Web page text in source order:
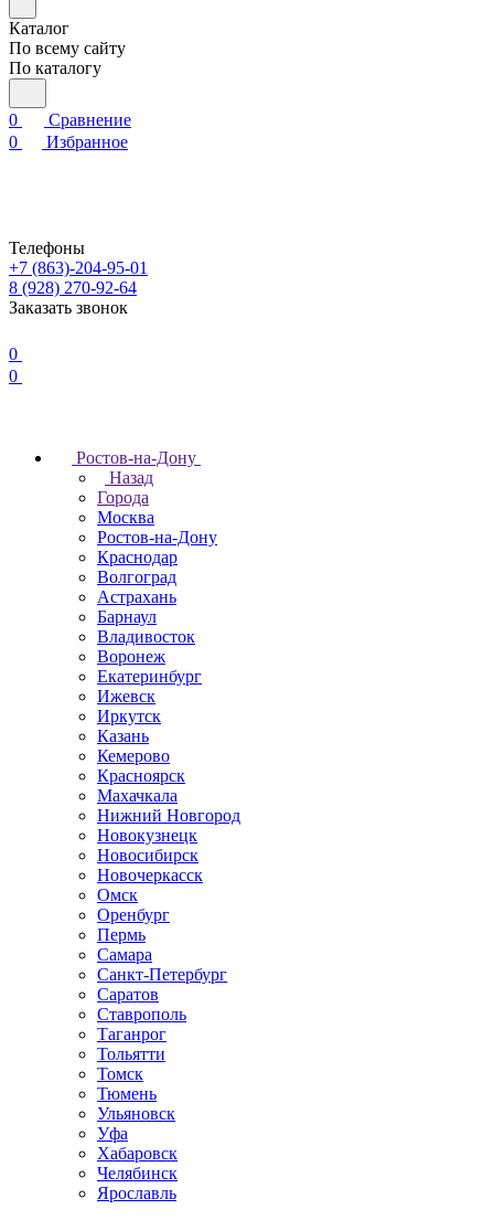
Каталог
По всему сайту
По каталогу
0
Сравнение
0
Избранное
Телефоны
+7 (863)-204-95-01
8 (928) 270-92-64
Заказать звонок
0
0
Ростов-на-Дону
Назад
Города
Москва
Ростов-на-Дону
Краснодар
Волгоград
Астрахань
Барнаул
Владивосток
Воронеж
Екатеринбург
Ижевск
Иркутск
Казань
Кемерово
Красноярск
Махачкала
Нижний Новгород
Новокузнецк
Новосибирск
Новочеркаcск
Омск
Оренбург
Пермь
Самара
Санкт-Петербург
Саратов
Ставрополь
Таганрог
Тольятти
Томск
Тюмень
Ульяновск
Уфа
Хабаровск
Челябинск
Ярославль